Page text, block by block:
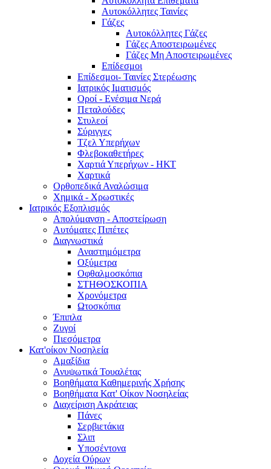
Αυτοκόλλητες Ταινίες
Γάζες
Αυτοκόλλητες Γάζες
Γάζες Αποστειρωμένες
Γάζες Μη Αποστειρωμένες
Επίδεσμοι
Επίδεσμοι- Ταινίες Στερέωσης
Ιατρικός Ιματισμός
Οροί - Ενέσιμα Νερά
Πεταλούδες
Στυλεοί
Σύριγγες
Τζελ Υπερήχων
Φλεβοκαθετήρες
Χαρτιά Υπερήχων - ΗΚΤ
Χαρτικά
Ορθοπεδικά Αναλώσιμα
Χημικά - Χρωστικές
Ιατρικός Εξοπλισμός
Απολύμανση - Αποστείρωση
Αυτόματες Πιπέτες
Διαγνωστικά
Αναστημόμετρα
Οξύμετρα
Οφθαλμοσκόπια
ΣΤΗΘΟΣΚΟΠΙΑ
Χρονόμετρα
Ωτοσκόπια
Έπιπλα
Ζυγοί
Πιεσόμετρα
Κατ'οίκον Νοσηλεία
Αμαξίδια
Ανυψωτικά Τουαλέτας
Βοηθήματα Καθημερινής Χρήσης
Βοηθήματα Κατ' Οίκον Νοσηλείας
Διαχείριση Ακράτειας
Πάνες
Σερβιετάκια
Σλιπ
Υποσέντονα
Δοχεία Ούρων